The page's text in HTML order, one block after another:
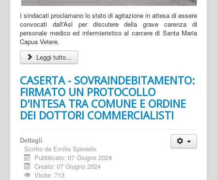
I sindacati proclamano lo stato di agitazione in attesa di essere
convocati dall'Asl per discutere della grave carenza di
personale medico ed infermieristico al carcere di Santa Maria
Capua Vetere.
Leggi tutto...
CASERTA - SOVRAINDEBITAMENTO:
FIRMATO UN PROTOCOLLO
D'INTESA TRA COMUNE E ORDINE
DEI DOTTORI COMMERCIALISTI
Dettagli
Scritto da Emilio Spiniello
Pubblicato: 07 Giugno 2024
Creato: 07 Giugno 2024
Visite: 713